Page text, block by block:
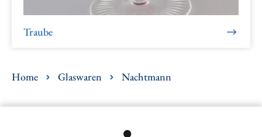
Traube
Home Glaswaren Nachtmann